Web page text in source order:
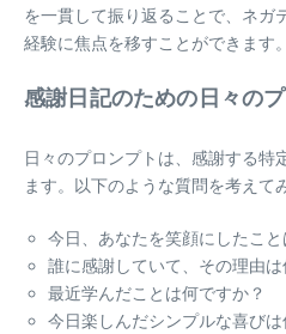
を一貫して振り返ることで、ネガ
経験に焦点を移すことができます。
感謝日記のための日々の
日々のプロンプトは、感謝する特
ます。以下のような質問を考えて
今日、あなたを笑顔にしたこと
誰に感謝していて、その理由は
最近学んだことは何ですか？
今日楽しんだシンプルな喜びは